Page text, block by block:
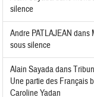
silence
Andre PATLAJEAN dans
sous silence
Alain Sayadadans
Une partie des Français
Caroline Yadan